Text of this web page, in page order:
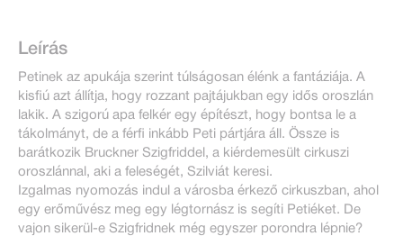
Leírás
Petinek az apukája szerint túlságosan élénk a fantáziája. A
kisfiú azt állítja, hogy rozzant pajtájukban egy idős oroszlán
lakik. A szigorú apa felkér egy építészt, hogy bontsa le a
tákolmányt, de a férfi inkább Peti pártjára áll. Össze is
barátkozik Bruckner Szigfriddel, a kiérdemesült cirkuszi
oroszlánnal, aki a feleségét, Szilviát keresi.
Izgalmas nyomozás indul a városba érkező cirkuszban, ahol
egy erőművész meg egy légtornász is segíti Petiéket. De
vajon sikerül-e Szigfridnek még egyszer porondra lépnie?